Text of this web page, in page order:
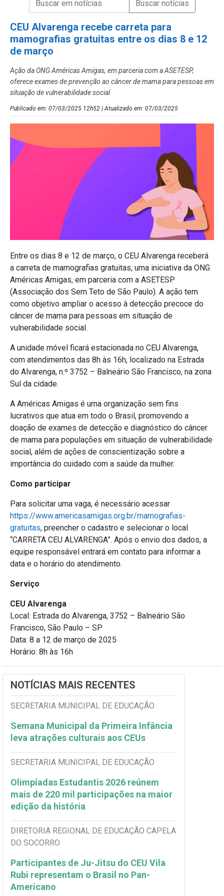
CEU Alvarenga recebe carreta para
mamografias gratuitas entre os dias 8 e 12
de março
Ação da ONG Américas Amigas, em parceria com a ASETESP,
oferece exames de prevenção ao câncer de mama para pessoas em
situação de vulnerabilidade social
Publicado em: 07/03/2025 12h52 | Atualizado em: 07/03/2025
Entre os dias 8 e 12 de março, o CEU Alvarenga receberá
a carreta de mamografias gratuitas, uma iniciativa da ONG
Américas Amigas, em parceria com a ASETESP
(Associação dos Sem Teto de São Paulo). A ação tem
como objetivo ampliar o acesso à detecção precoce do
câncer de mama para pessoas em situação de
vulnerabilidade social.
A unidade móvel ficará estacionada no CEU Alvarenga,
com atendimentos das 8h às 16h, localizado na Estrada
do Alvarenga, n.º 3752 – Balneário São Francisco, na zona
Sul da cidade.
A Américas Amigas é uma organização sem fins
lucrativos que atua em todo o Brasil, promovendo a
doação de exames de detecção e diagnóstico do câncer
de mama para populações em situação de vulnerabilidade
social, além de ações de conscientização sobre a
importância do cuidado com a saúde da mulher.
Como participar
Para solicitar uma vaga, é necessário acessar
https://www.americasamigas.org.br/mamografias-
gratuitas, preencher o cadastro e selecionar o local
“CARRETA CEU ALVARENGA”. Após o envio dos dados, a
equipe responsável entrará em contato para informar a
data e o horário do atendimento.
Serviço
CEU Alvarenga
Local: Estrada do Alvarenga, 3752 – Balneário São
Francisco, São Paulo – SP
Data: 8 a 12 de março de 2025
Horário: 8h às 16h
NOTÍCIAS MAIS RECENTES
SECRETARIA MUNICIPAL DE EDUCAÇÃO
Semana Municipal da Primeira Infância
leva atrações culturais aos CEUs
SECRETARIA MUNICIPAL DE EDUCAÇÃO
Olimpíadas Estudantis 2026 reúnem
mais de 220 mil participações na maior
edição da história
DIRETORIA REGIONAL DE EDUCAÇÃO CAPELA
DO SOCORRO
Participantes de Ju-Jitsu do CEU Vila
Rubi representam o Brasil no Pan-
Americano